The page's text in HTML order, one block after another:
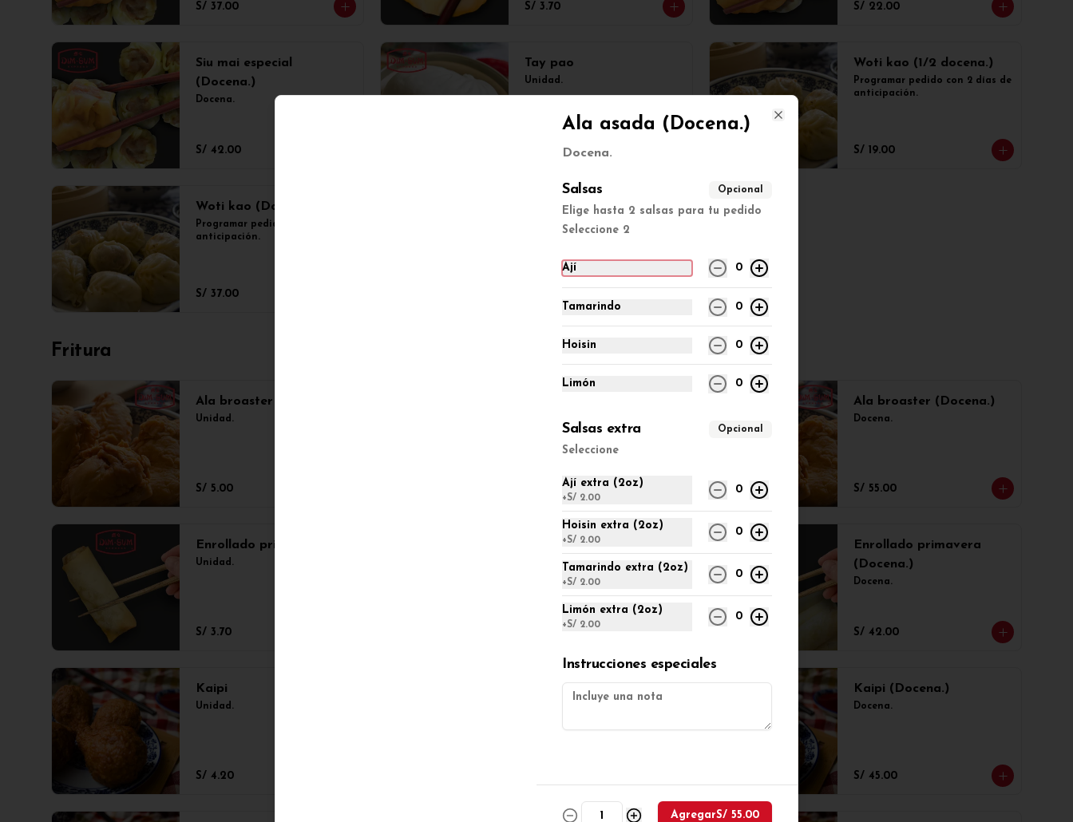
S/ 37.00 S/ 3.70 S/ 22.00
Siu mai especial
(Docena.)
Docena.
S/ 42.00
Tay pao
Unidad.
S/ 12.00
Woti kao (1/2 docena.)
Programar pedido con 2 días de
anticipación.
S/ 19.00
Woti kao (Docena.)
Programar pedido con 2 días de
anticipación.
S/ 37.00
Fritura
Ala broaster
Unidad.
S/ 5.00
docena.)
S/ 28.00
Ala broaster (Docena.)
Docena.
S/ 55.00
Enrollado primavera
Unidad.
S/ 3.70
Enrollado primavera (1/2
docena.)
1/2 docena.
Enrollado primavera
(Docena.)
Docena.
S/ 42.00
Kaipi
Unidad.
S/ 4.20
Kaipi (1/2 docena.) Kaipi (Docena.)
Docena.
S/ 45.00
Ala asada (Docena.)
Docena.
Salsas Opcional
Elige hasta 2 salsas para tu pedido
Seleccione 2
Ají 0
Tamarindo 0
Hoisin 0
Limón 0
Salsas extra Opcional
Seleccione
Ají extra (2oz)
+S/ 2.00
0
Hoisin extra (2oz)
+S/ 2.00
0
Tamarindo extra (2oz)
+S/ 2.00
0
Limón extra (2oz)
+S/ 2.00
0
Instrucciones especiales
AgregarS/ 55.00